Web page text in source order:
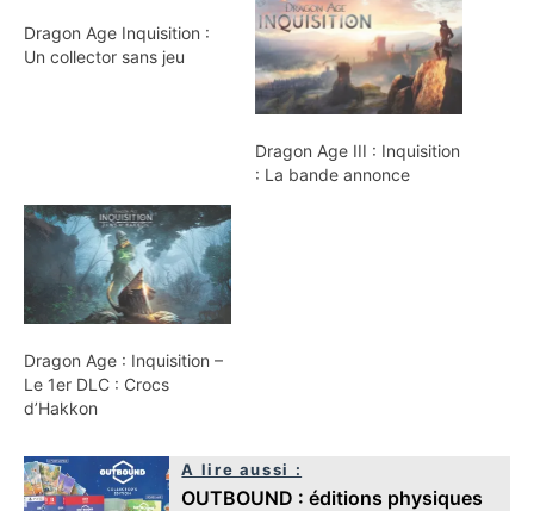
Dragon Age Inquisition :
Un collector sans jeu
Dragon Age III : Inquisition
: La bande annonce
Dragon Age : Inquisition –
Le 1er DLC : Crocs
d’Hakkon
A lire aussi :
OUTBOUND : éditions physiques